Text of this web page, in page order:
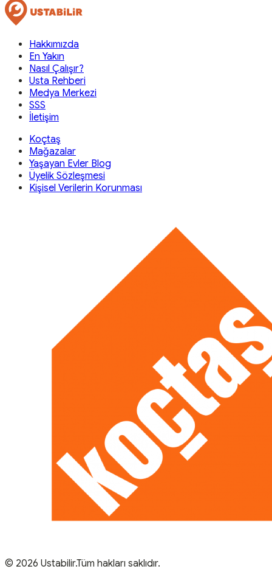
Hakkımızda
En Yakın
Nasıl Çalışır?
Usta Rehberi
Medya Merkezi
SSS
İletişim
Koçtaş
Mağazalar
Yaşayan Evler Blog
Üyelik Sözleşmesi
Kişisel Verilerin Korunması
© 2026 Ustabilir.Tüm hakları saklıdır.